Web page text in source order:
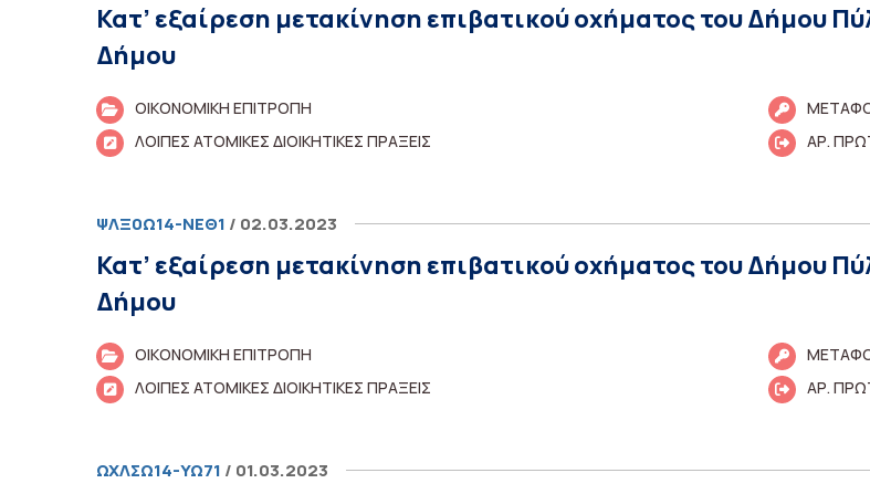
Κατ’ εξαίρεση μετακίνηση επιβατικού οχήματος του Δήμου
Δήμου
ΟΙΚΟΝΟΜΙΚΗ ΕΠΙΤΡΟΠΗ
ΛΟΙΠΕΣ ΑΤΟΜΙΚΕΣ ΔΙΟΙΚΗΤΙΚΕΣ ΠΡΑΞΕΙΣ
ΑΡ.
ΨΛΞ0Ω14-ΝΕΘ1 / 02.03.2023
Κατ’ εξαίρεση μετακίνηση επιβατικού οχήματος του Δήμου
Δήμου
ΟΙΚΟΝΟΜΙΚΗ ΕΠΙΤΡΟΠΗ
ΛΟΙΠΕΣ ΑΤΟΜΙΚΕΣ ΔΙΟΙΚΗΤΙΚΕΣ ΠΡΑΞΕΙΣ
ΑΡ.
ΩΧΛΣΩ14-ΥΩ71 / 01.03.2023